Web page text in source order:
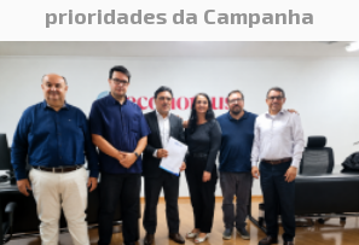
prioridades da Campanha
Nacional 2026